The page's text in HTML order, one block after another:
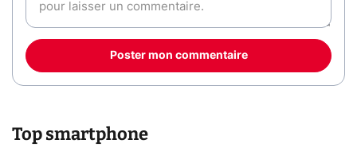
Poster mon commentaire
Top smartphone